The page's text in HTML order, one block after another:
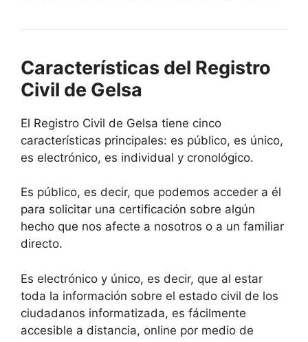
Características del Registro
Civil de Gelsa
El Registro Civil de Gelsa tiene cinco
características principales: es público, es único,
es electrónico, es individual y cronológico.
Es público, es decir, que podemos acceder a él
para solicitar una certificación sobre algún
hecho que nos afecte a nosotros o a un familiar
directo.
Es electrónico y único, es decir, que al estar
toda la información sobre el estado civil de los
ciudadanos informatizada, es fácilmente
accesible a distancia, online por medio de